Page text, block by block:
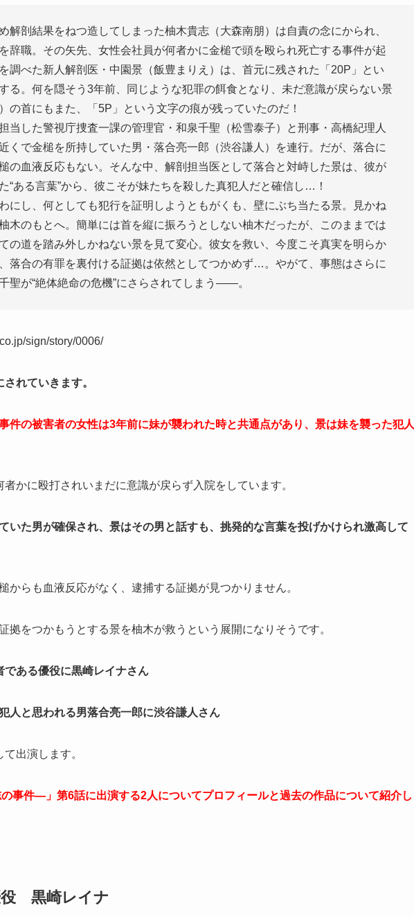
解剖結果をねつ造してしまった柚木貴志（大森南朋）は自責の念にかられ、
辞職。その矢先、女性会社員が何者かに金槌で頭を殴られ死亡する事件が起
調べた新人解剖医・中園景（飯豊まりえ）は、首元に残された「20P」とい
る。何を隠そう3年前、同じような犯罪の餌食となり、未だ意識が戻らない景
の首にもまた、「5P」という文字の痕が残っていたのだ！
当した警視庁捜査一課の管理官・和泉千聖（松雪泰子）と刑事・高橋紀理人
くで金槌を所持していた男・落合亮一郎（渋谷謙人）を連行。だが、落合に
の血液反応もない。そんな中、解剖担当医として落合と対峙した景は、彼が
“ある言葉”から、彼こそが妹たちを殺した真犯人だと確信し…！
にし、何としても犯行を証明しようともがくも、壁にぶち当たる景。見かね
木のもとへ。簡単には首を縦に振ろうとしない柚木だったが、このままでは
の道を踏み外しかねない景を見て変心。彼女を救い、今度こそ真実を明らか
落合の有罪を裏付ける証拠は依然としてつかめず…。やがて、事態はさらに
聖が“絶体絶命の危機”にさらされてしまう――。
sign/story/0006/
れていきます。
件の被害者の女性は3年前に妹が襲われた時と共通点があり、景は妹を襲った犯人
かに殴打されいまだに意識が戻らず入院をしています。
いた男が確保され、景はその男と話すも、挑発的な言葉を投げかけられ激高して
からも血液反応がなく、逮捕する証拠が見つかりません。
拠をつかもうとする景を柚木が救うという展開になりそうです。
ある優役に黒崎レイナさん
人と思われる男落合亮一郎に渋谷謙人さん
出演します。
事件―」第6話に出演する2人についてプロフィールと過去の作品について紹介し
黒崎レイナ